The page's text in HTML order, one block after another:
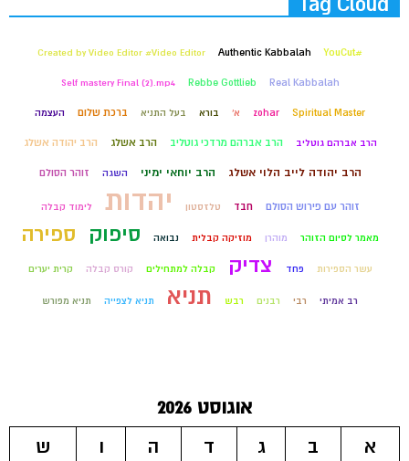
#YouCut
Authentic Kabbalah
Created by Video Editor #Video Editor
Real Kabbalah
Rebbe Gottlieb
Self mastery Final (2).mp4
Spiritual Master
zohar א' בורא בעל התניא ברכת שלום העצמה
הרב אברהם גוטליב הרב אברהם מרדכי גוטליב הרב אשלג הרב יהודה אשלג
הרב יהודה לייב הלוי אשלג הרב יוחאי ימיני השגה זוהר הסולם
זוהר עם פירוש הסולם חבד טלזסטון יהדות לימוד קבלה
מאמר לסיום הזוהר מוהרן מוזיקה קבלית נבואה סיפוק ספירה
עשר הספירות פחד צדיק קבלה למתחילים קורס קבלה קרית יערים
רב אמיתי רבי רבנים רבש תניא תניא לצפייה תניא מפורש
אוגוסט 2026
א
ב ג ד ה ו
ש